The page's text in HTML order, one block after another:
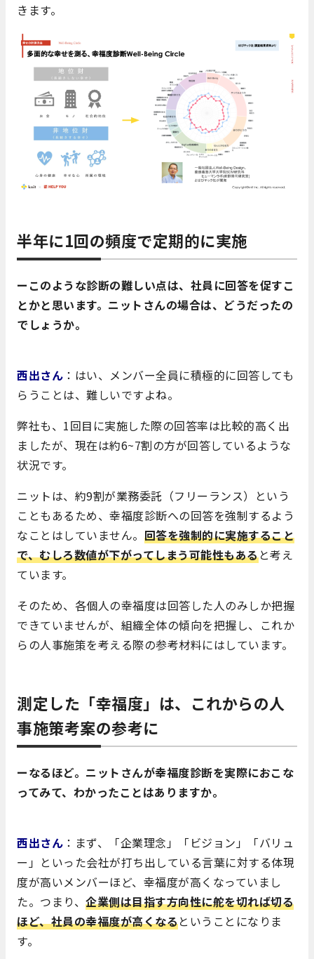
きます。
半年に1回の頻度で定期的に実施
ーこのような診断の難しい点は、社員に回答を促すこ
とかと思います。ニットさんの場合は、どうだったの
でしょうか。
西出さん ：はい、メンバー全員に積極的に回答しても
らうことは、難しいですよね。
弊社も、1回目に実施した際の回答率は比較的高く出
ましたが、現在は約6~7割の方が回答しているような
状況です。
ニットは、約9割が業務委託（フリーランス）という
こともあるため、幸福度診断への回答を強制するよう
なことはしていません。 回答を強制的に実施すること
で、むしろ数値が下がってしまう可能性もあると考え
ています。
そのため、各個人の幸福度は回答した人のみしか把握
できていませんが、組織全体の傾向を把握し、これか
らの人事施策を考える際の参考材料にはしています。
測定した「幸福度」は、これからの人
事施策考案の参考に
ーなるほど。ニットさんが幸福度診断を実際におこな
ってみて、わかったことはありますか。
西出さん ：まず、「企業理念」「ビジョン」「バリュ
ー」といった会社が打ち出している言葉に対する体現
度が高いメンバーほど、幸福度が高くなっていまし
た。つまり、 企業側は目指す方向性に舵を切れば切る
ほど、社員の幸福度が高くなるということになりま
す。